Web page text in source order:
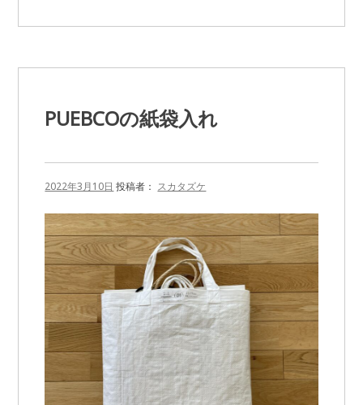
ポ
PUEBCOの紙袋入れ
2022年3月10日 投稿者： スカタズケ